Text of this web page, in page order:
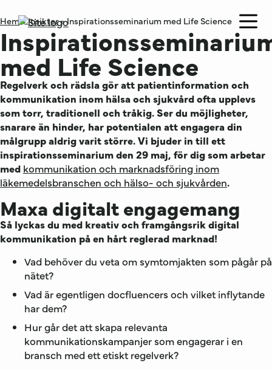
Hem»Insikter»Inspirationsseminarium med Life Science
med Life Science
Regelverk och rädsla gör att patientinformation och
kommunikation inom hälsa och sjukvård ofta upplevs
som torr, traditionell och tråkig. Ser du möjligheter,
snarare än hinder, har potentialen att engagera din
målgrupp aldrig varit större. Vi bjuder in till ett
inspirationsseminarium den 29 maj, för dig som arbetar
med kommunikation och marknadsföring inom
läkemedelsbranschen och hälso- och sjukvården.
Maxa digitalt engagemang
Så lyckas du med kreativ och framgångsrik digital
kommunikation på en hårt reglerad marknad!
Vad behöver du veta om symtomjakten som pågår på
nätet?
Vad är egentligen docfluencers och vilket inflytande
har dem?
Hur går det att skapa relevanta
kommunikationskampanjer som engagerar i en
bransch med ett etiskt regelverk?